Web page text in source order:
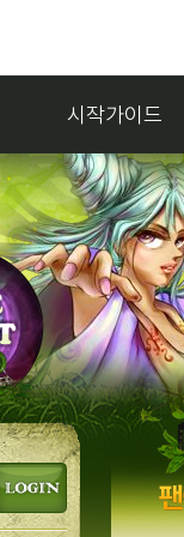
시작가이드
멜론